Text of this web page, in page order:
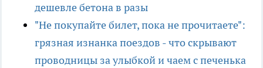
дешевле бетона в разы
"Не покупайте билет, пока не прочитаете":
грязная изнанка поездов - что скрывают
проводницы за улыбкой и чаем с печенька